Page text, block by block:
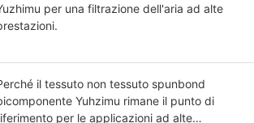
per una filtrazione dell'aria ad alte
il tessuto non tessuto spunbond
Yuhzimu rimane il punto di
per le applicazioni ad alte